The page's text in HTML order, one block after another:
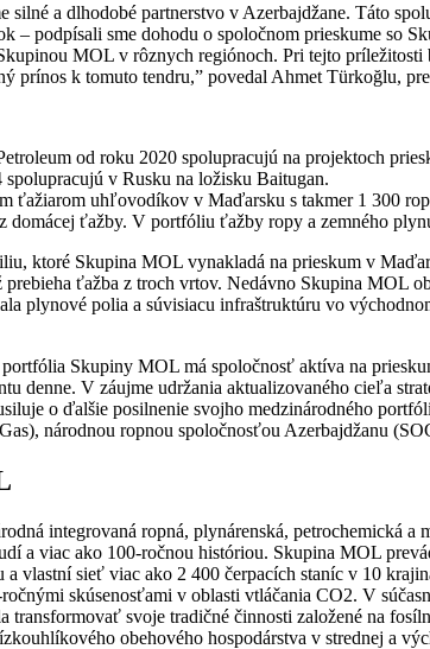
silné a dlhodobé partnerstvo v Azerbajdžane. Táto
– podpísali sme dohodu o spoločnom prieskume so
MOL v rôznych regiónoch. Pri tejto
prínos k tomuto tendru,” povedal Ahmet Türkoğlu,
od roku 2020 spolupracujú na projektoch
v Rusku na ložisku Baitugan.
ťažiarom uhľovodíkov v Maďarsku s takmer 1 300
domácej ťažby. V portfóliu ťažby ropy a zemného
ktoré Skupina MOL vynakladá na prieskum v
prebieha ťažba z troch vrtov. Nedávno Skupina MOL
plynové polia a súvisiacu infraštruktúru vo
Skupiny MOL má spoločnosť aktíva na
denne. V záujme udržania aktualizovaného cieľa
o ďalšie posilnenie svojho medzinárodného
národnou ropnou spoločnosťou Azerbajdžanu
integrovaná ropná, plynárenská, petrochemická
a viac ako 100-ročnou históriou. Skupina MOL
a vlastní sieť viac ako 2 400 čerpacích staníc v 10
skúsenosťami v oblasti vtláčania CO2. V
transformovať svoje tradičné činnosti založené na
obehového hospodárstva v strednej a